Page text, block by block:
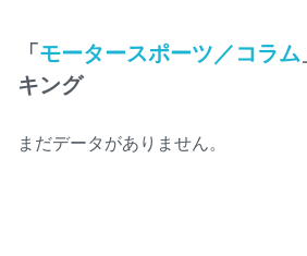
「モータースポーツ／コラム
キング
まだデータがありません。